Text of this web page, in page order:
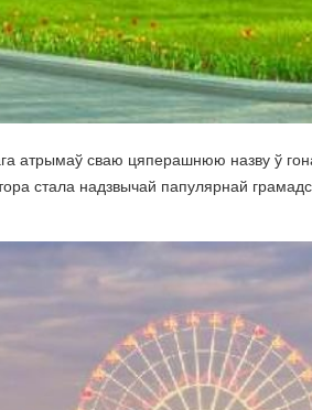
атрымаў сваю цяперашнюю назву ў
стала надзвычай папулярнай